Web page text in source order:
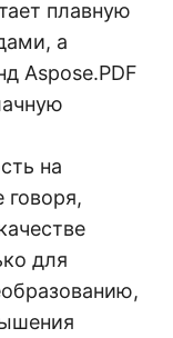
плавную
а
Aspose.PDF
на
говоря,
для